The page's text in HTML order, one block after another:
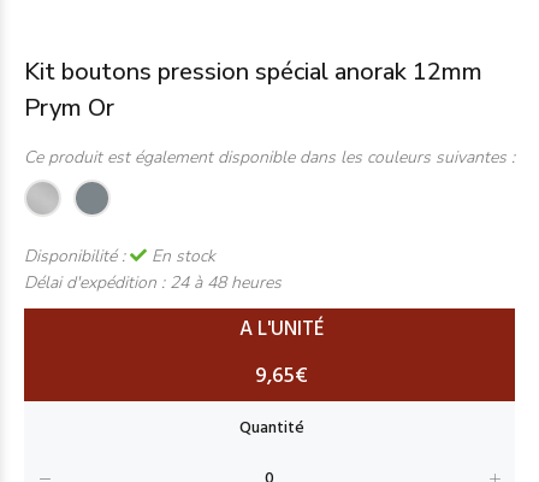
Kit boutons pression spécial anorak 12mm
Prym Or
Ce produit est également disponible dans les couleurs suivantes :
Disponibilité :
En stock
Délai d'expédition : 24 à 48 heures
A L'UNITÉ
9,65€